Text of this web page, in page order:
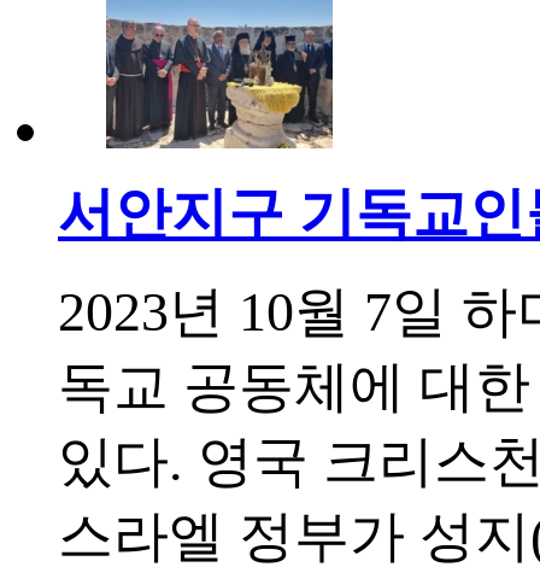
서안지구 기독교
2023년 10월 7일
독교 공동체에 대
있다. 영국 크리스
스라엘 정부가 성